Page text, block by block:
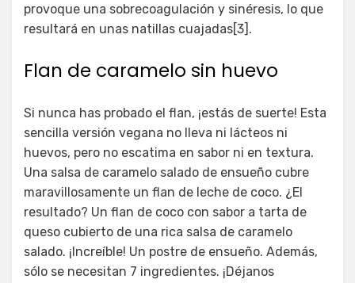
provoque una sobrecoagulación y sinéresis, lo que
resultará en unas natillas cuajadas[3].
Flan de caramelo sin huevo
Si nunca has probado el flan, ¡estás de suerte! Esta
sencilla versión vegana no lleva ni lácteos ni
huevos, pero no escatima en sabor ni en textura.
Una salsa de caramelo salado de ensueño cubre
maravillosamente un flan de leche de coco. ¿El
resultado? Un flan de coco con sabor a tarta de
queso cubierto de una rica salsa de caramelo
salado. ¡Increíble! Un postre de ensueño. Además,
sólo se necesitan 7 ingredientes. ¡Déjanos